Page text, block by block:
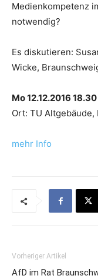
Medienkompetenz
notwendig?
Es diskutieren:
Wicke,
Mo 12.12.2016
Ort: TU Altgebäude,
mehr Info
Vorheriger Artikel
AfD im Rat